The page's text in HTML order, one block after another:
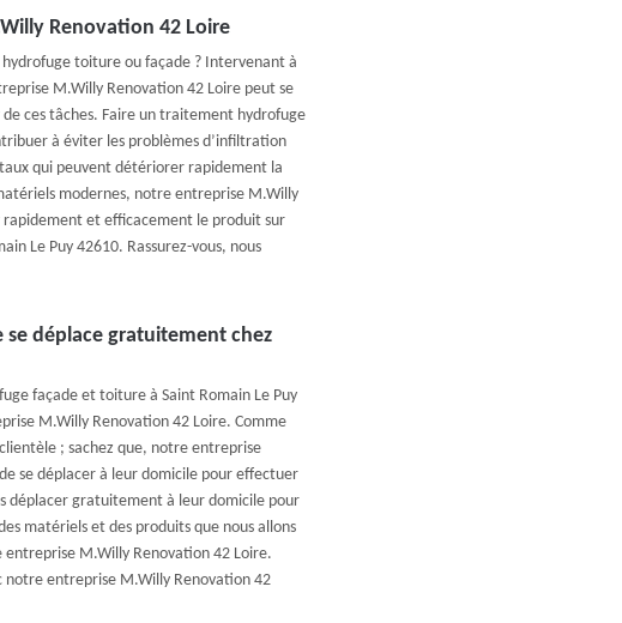
Renovation 42 Loire
toiture ou façade ? Intervenant à
M.Willy Renovation 42 Loire peut se
ces tâches. Faire un traitement hydrofuge
à éviter les problèmes d’infiltration
qui peuvent détériorer rapidement la
modernes, notre entreprise M.Willy
et efficacement le produit sur
Le Puy 42610. Rassurez-vous, nous
déplace gratuitement chez
façade et toiture à Saint Romain Le Puy
M.Willy Renovation 42 Loire. Comme
; sachez que, notre entreprise
se déplacer à leur domicile pour effectuer
déplacer gratuitement à leur domicile pour
matériels et des produits que nous allons
M.Willy Renovation 42 Loire.
notre entreprise M.Willy Renovation 42